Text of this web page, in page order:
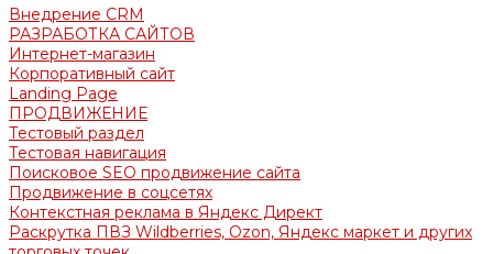
Внедрение CRM
РАЗРАБОТКА САЙТОВ
Интернет-магазин
Корпоративный сайт
Landing Page
ПРОДВИЖЕНИЕ
Тестовый раздел
Тестовая навигация
Поисковое SEO продвижение сайта
Продвижение в соцсетях
Контекстная реклама в Яндекс Директ
Раскрутка ПВЗ Wildberries, Ozon, Яндекс маркет и других